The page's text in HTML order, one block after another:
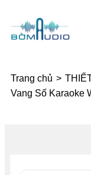
Trang chủ >
Vang Số Karaoke